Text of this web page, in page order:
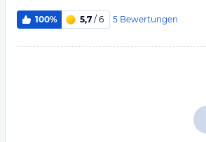
100% 5,7 / 6 5 Bewertungen